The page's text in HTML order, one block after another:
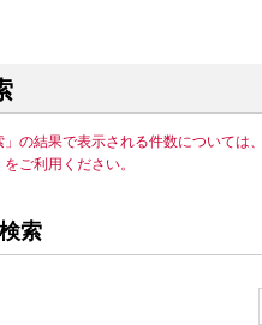
」の結果で表示される件数について
ご利用ください。
索